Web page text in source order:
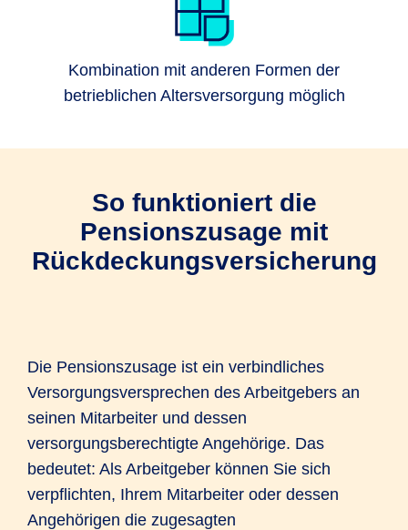
Kombination mit anderen Formen der
betrieblichen Altersversorgung möglich
So funktioniert die
Pensionszusage mit
Rückdeckungsversicherung
Die Pensionszusage ist ein verbindliches
Versorgungsversprechen des Arbeitgebers an
seinen Mitarbeiter und dessen
versorgungsberechtigte Angehörige. Das
bedeutet: Als Arbeitgeber können Sie sich
verpflichten, Ihrem Mitarbeiter oder dessen
Angehörigen die zugesagten